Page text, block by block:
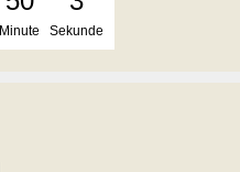
Minute Sekunde